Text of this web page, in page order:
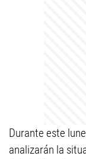
Durante este
analizarán la